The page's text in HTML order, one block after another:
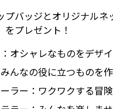
プバッジとオリジナルネ
をプレゼント！
オシャレなものをデザ
んなの役に立つものを
ラー：ワクワクする冒